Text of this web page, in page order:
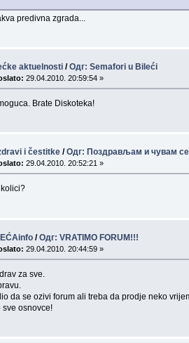
predivna zgrada...
aktuelnosti /Одг: Semafori u Bileći
29.04.2010. 20:59:54 »
Brate Diskoteka!
i čestitke /Одг: Поздрављам и чувам
29.04.2010. 20:52:21 »
/Одг: VRATIMO FORUM!!!
29.04.2010. 20:44:59 »
za sve.
da se ozivi forum ali treba da prodje neko
sve osnovce!